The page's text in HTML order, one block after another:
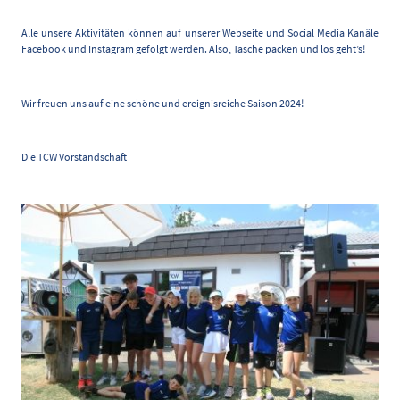
Alle unsere Aktivitäten können auf unserer Webseite und Social Media Kanäle
Facebook und Instagram gefolgt werden. Also, Tasche packen und los geht’s!
Wir freuen uns auf eine schöne und ereignisreiche Saison 2024!
Die TCW Vorstandschaft